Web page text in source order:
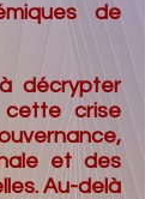
de
décrypter
cette crise
et des
Au-delà